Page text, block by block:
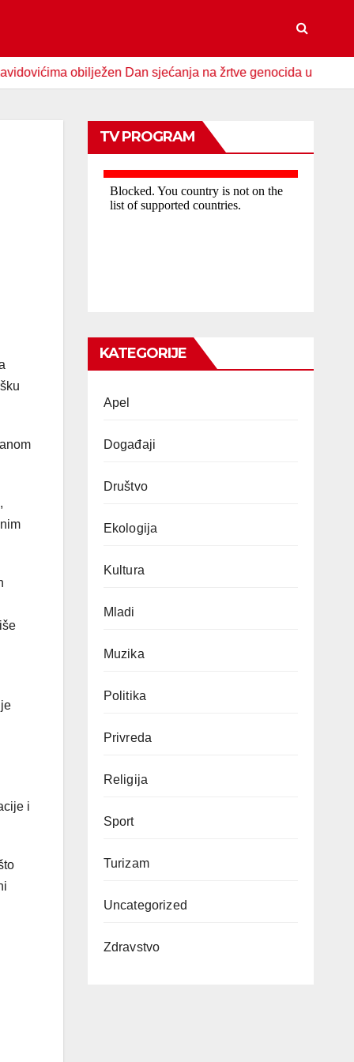
obilježen Dan sjećanja na žrtve genocida u Srebrenici
i
TV PROGRAM
KATEGORIJE
Apel
Događaji
Društvo
Ekologija
Kultura
Mladi
Muzika
Politika
Privreda
Religija
Sport
Turizam
Uncategorized
Zdravstvo